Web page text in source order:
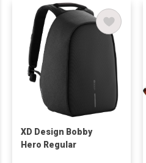
XD Design Bobby
Hero Regular